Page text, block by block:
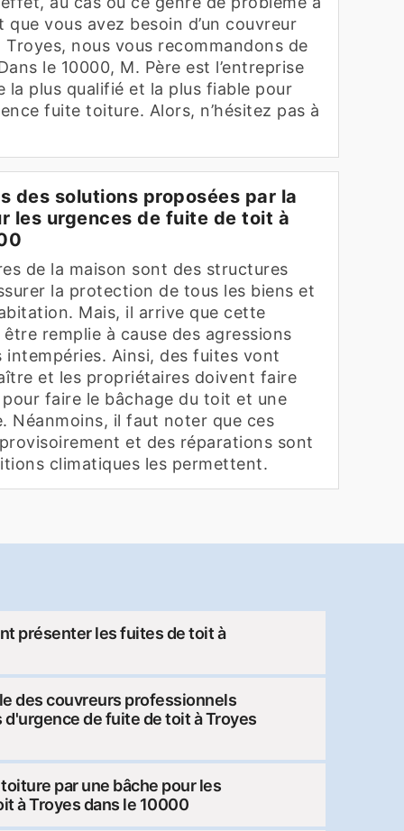
vous avez besoin d’un couvreur
nous vous recommandons de
le 10000, M. Père est l’entreprise
plus qualifié et la plus fiable pour
fuite toiture. Alors, n’hésitez pas à
des solutions proposées par la
les urgences de fuite de toit à
de la maison sont des structures
la protection de tous les biens et
Mais, il arrive que cette
remplie à cause des agressions
intempéries. Ainsi, des fuites vont
et les propriétaires doivent faire
faire le bâchage du toit et une
Néanmoins, il faut noter que ces
et des réparations sont
climatiques les permettent.
présenter les fuites de toit à
des couvreurs professionnels
d'urgence de fuite de toit à Troyes
par une bâche pour les
à Troyes dans le 10000